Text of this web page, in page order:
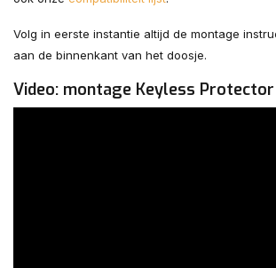
Volg in eerste instantie altijd de montage
aan de binnenkant van het doosje.
Video: montage Keyless Protector